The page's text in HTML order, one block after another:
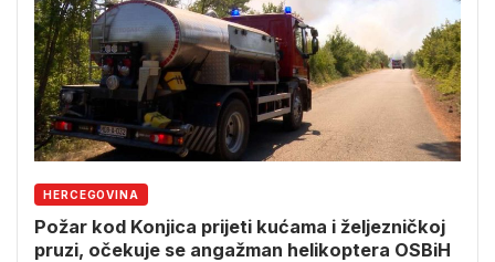
HERCEGOVINA
Požar kod Konjica prijeti kućama i željezničkoj
pruzi, očekuje se angažman helikoptera OSBiH